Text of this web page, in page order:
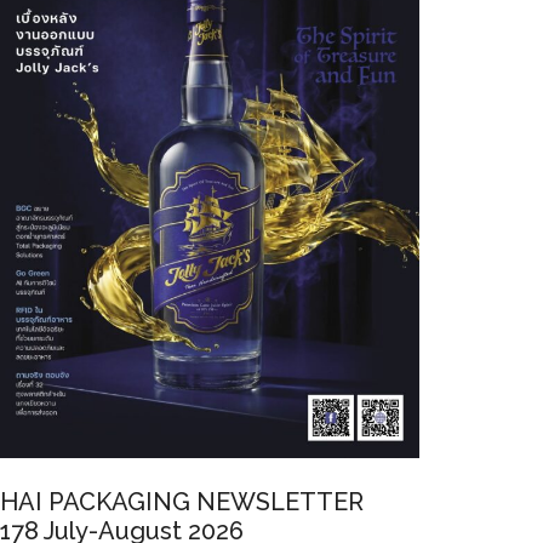
PACKAGING NEWSLETTER
July-August 2026